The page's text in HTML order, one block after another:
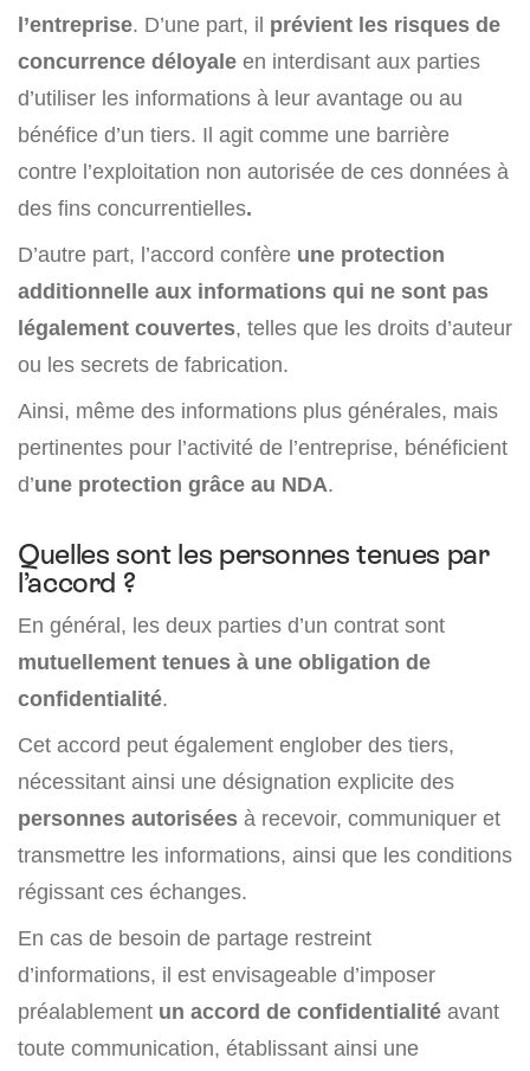
l’entreprise. D’une part, il prévient les risques de
concurrence déloyale en interdisant aux parties
d’utiliser les informations à leur avantage ou au
bénéfice d’un tiers. Il agit comme une barrière
contre l’exploitation non autorisée de ces données à
des fins concurrentielles.
D’autre part, l’accord confère une protection
additionnelle aux informations qui ne sont pas
légalement couvertes, telles que les droits d’auteur
ou les secrets de fabrication.
Ainsi, même des informations plus générales, mais
pertinentes pour l’activité de l’entreprise, bénéficient
d’une protection grâce au NDA.
Quelles sont les personnes tenues par
l’accord ?
En général, les deux parties d’un contrat sont
mutuellement tenues à une obligation de
confidentialité.
Cet accord peut également englober des tiers,
nécessitant ainsi une désignation explicite des
personnes autorisées à recevoir, communiquer et
transmettre les informations, ainsi que les conditions
régissant ces échanges.
En cas de besoin de partage restreint
d’informations, il est envisageable d’imposer
préalablement un accord de confidentialité avant
toute communication, établissant ainsi une